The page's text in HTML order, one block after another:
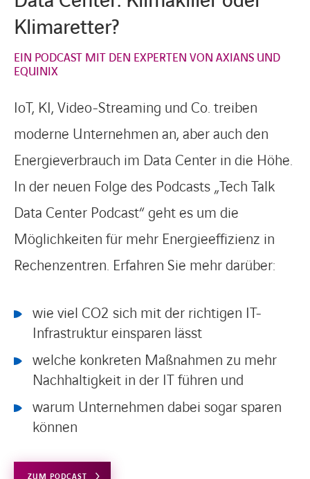
Klimaretter?
EIN PODCAST MIT DEN EXPERTEN VON AXIANS UND
EQUINIX
IoT, KI, Video-Streaming und Co. treiben
moderne Unternehmen an, aber auch den
Energieverbrauch im Data Center in die Höhe.
In der neuen Folge des Podcasts „Tech Talk
Data Center Podcast“ geht es um die
Möglichkeiten für mehr Energieeffizienz in
Rechenzentren. Erfahren Sie mehr darüber:
wie viel CO2 sich mit der richtigen IT-
Infrastruktur einsparen lässt
welche konkreten Maßnahmen zu mehr
Nachhaltigkeit in der IT führen und
warum Unternehmen dabei sogar sparen
können
ZUM PODCAST